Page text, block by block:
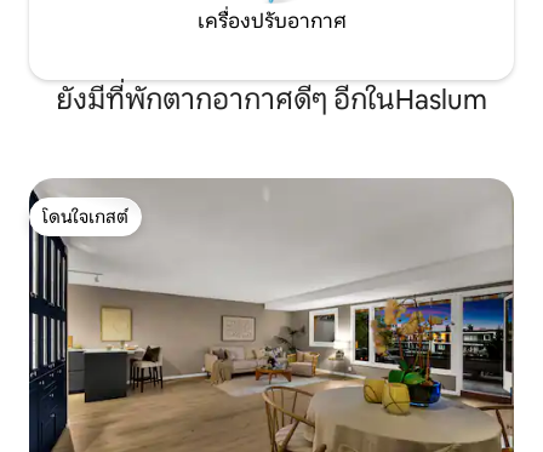
เครื่องปรับอากาศ
ยังมีที่พักตากอากาศดีๆ อีกในHaslum
โดนใจเกสต์
โดนใจเกสต์